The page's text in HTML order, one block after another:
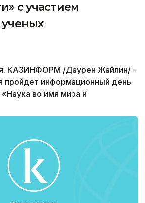
с участием
КАЗИНФОРМ /Даурен Жайлин/ -
пройдет информационный день
во имя мира и